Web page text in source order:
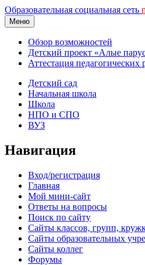
Образовательная социальная сеть
Меню
Обзор возможностей
Детский проект «Алые
Аттестация педагогических
Детский сад
Начальная школа
Школа
НПО и СПО
ВУЗ
Навигация
Вход/регистрация
Главная
Мой мини-сайт
Ответы на вопросы
Поиск по сайту
Сайты классов, групп,
Сайты образовательных
Сайты коллег
Форумы